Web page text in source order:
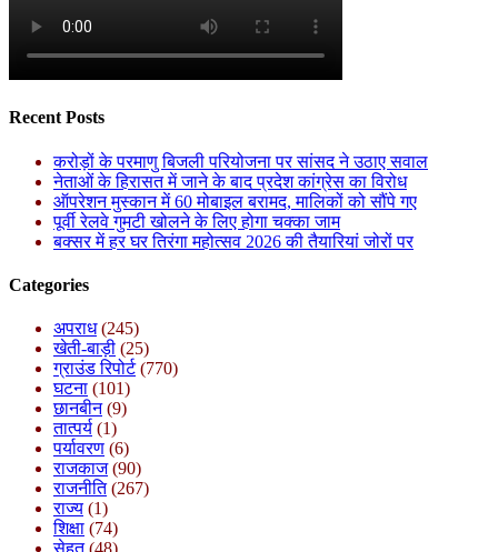
Recent Posts
करोड़ों के परमाणु बिजली परियोजना पर सांसद ने उठाए सवाल
नेताओं के हिरासत में जाने के बाद प्रदेश कांग्रेस का विरोध
ऑपरेशन मुस्कान में 60 मोबाइल बरामद, मालिकों को सौंपे गए
पूर्वी रेलवे गुमटी खोलने के लिए होगा चक्का जाम
बक्सर में हर घर तिरंगा महोत्सव 2026 की तैयारियां जोरों पर
Categories
अपराध(245)
खेती-बाड़ी (25)
ग्राउंड रिपोर्ट(770)
घटना (101)
छानबीन(9)
तात्पर्य (1)
पर्यावरण (6)
राजकाज(90)
राजनीति(267)
राज्य (1)
शिक्षा (74)